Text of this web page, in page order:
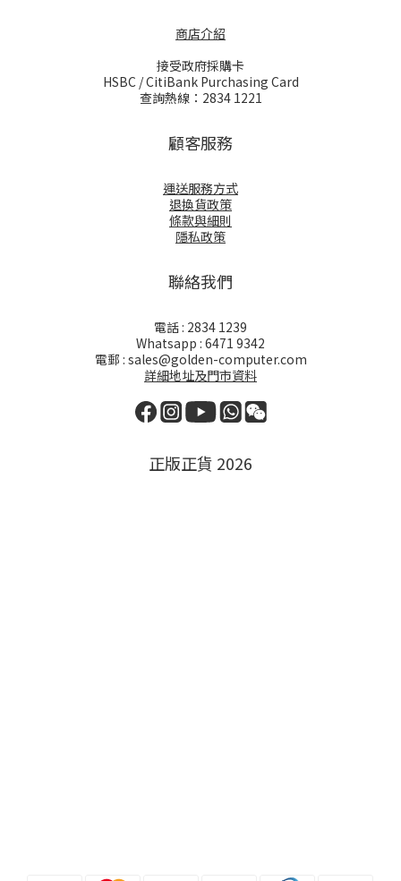
商店介紹
接受政府採購卡
HSBC / CitiBank Purchasing Card
查詢熱線：2834 1221
顧客服務
運送服務方式
退換貨政策
條款與細則
隱私政策
聯絡我們
電話 : 2834 1239
Whatsapp : 6471 9342
電郵 : sales@golden-computer.com
詳細地址及門市資料
正版正貨 2026